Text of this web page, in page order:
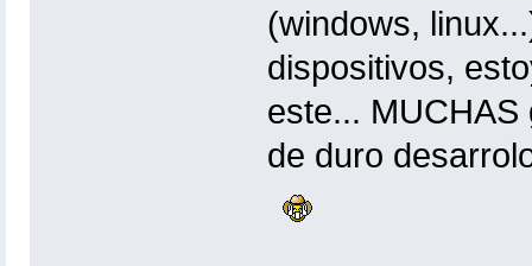
(windows,
dispositivos,
este...
de duro